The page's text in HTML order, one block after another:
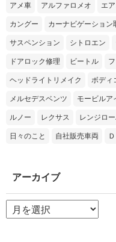
アメ車 アルファロメオ エ
カングー カーナビゲーション
サスペンション シトロエン
ドアロック修理 ビートル
ヘッドライトリメイク ボディ
メルセデスベンツ モービルア
ルノー レクサス レンジロ
日々のこと 自社販売車両
アーカイブ
ア
ー